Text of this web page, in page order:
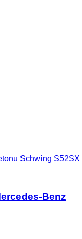
Schwing S52SX
Benz